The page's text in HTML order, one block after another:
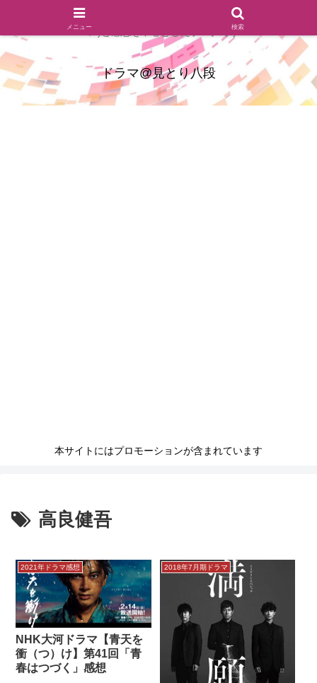
ドラマのシーンとセリフを切り取ったあらすじレビュー(復習ネタ
バレ)と感想を中心としたブログです
ドラマ@見とり八段
本サイトにはプロモーションが含まれています
高良健吾
2021年ドラマ感想
NHK大河ドラマ【青天を
衝（つ）け】第41回「青
春はつづく」感想
2018年7月期ドラマ
メニュー 検索